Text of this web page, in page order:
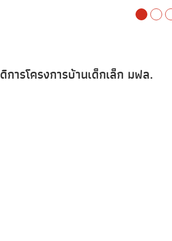
ารโครงการบ้านเด็กเล็ก มฟล.